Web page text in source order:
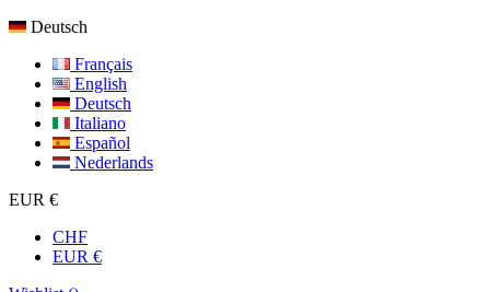
Deutsch
Français
English
Deutsch
Italiano
Español
Nederlands
EUR €
CHF
EUR €